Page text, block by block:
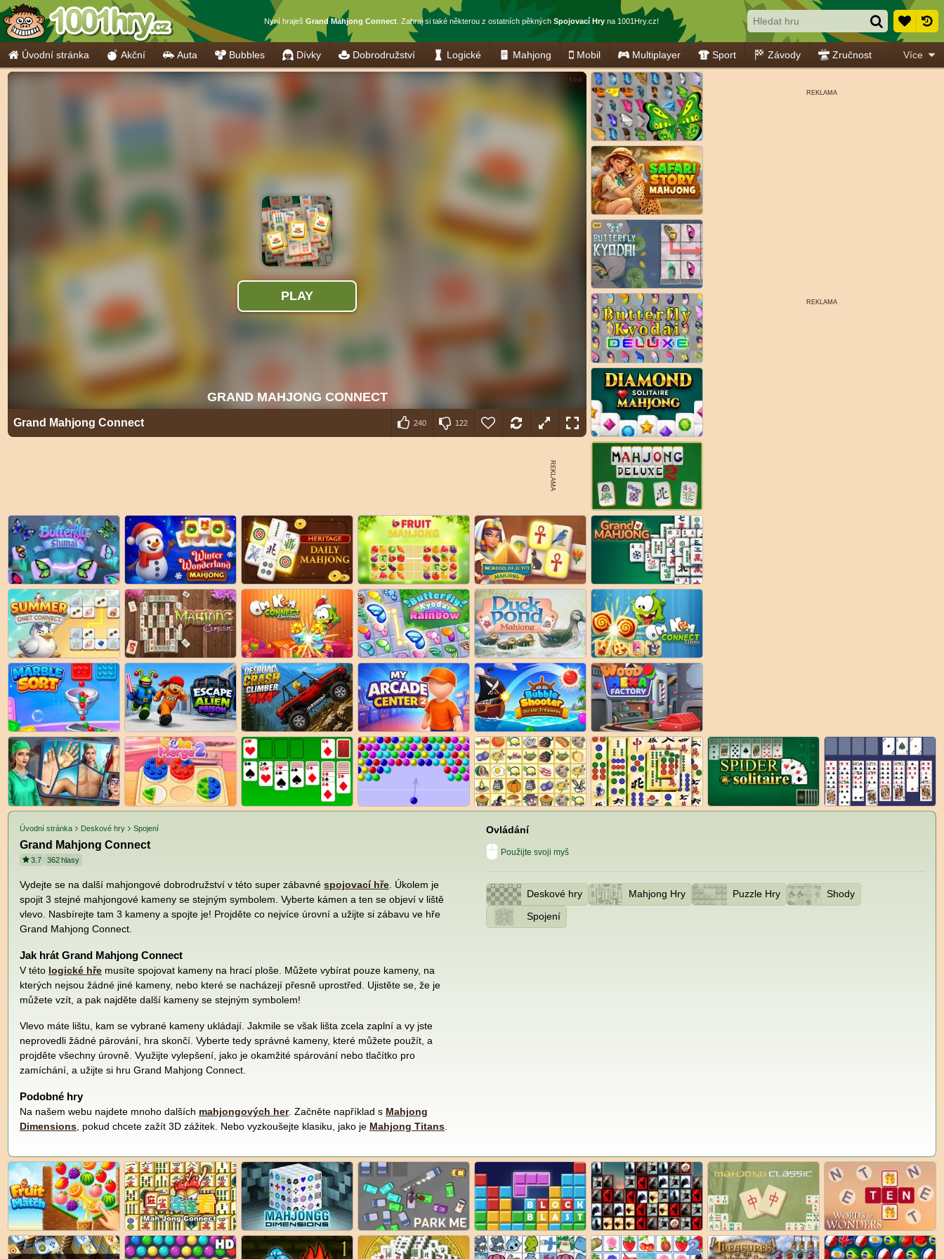
Nyní hraješ Grand Mahjong Connect . Zahraj si také některou z ostatních pěkných Spojovací Hry na 1001Hry.cz!
Úvodní stránka Akční Auta Bubbles Dívky Dobrodružství Logické Mahjong Mobil Multiplayer Sport Závody Zručnost Více
Grand Mahjong Connect 240 122
Úvodní stránka Deskové hry Spojení
Grand Mahjong Connect
3.7 362hlasy
Vydejte se na další mahjongové dobrodružství v této super zábavné spojovací hře . Úkolem je
spojit 3 stejné mahjongové kameny se stejným symbolem. Vyberte kámen a ten se objeví v liště
vlevo. Nasbírejte tam 3 kameny a spojte je! Projděte co nejvíce úrovní a užijte si zábavu ve hře
Grand Mahjong Connect.
Jak hrát Grand Mahjong Connect
V této logické hře musíte spojovat kameny na hrací ploše. Můžete vybírat pouze kameny, na
kterých nejsou žádné jiné kameny, nebo které se nacházejí přesně uprostřed. Ujistěte se, že je
můžete vzít, a pak najděte další kameny se stejným symbolem!
Vlevo máte lištu, kam se vybrané kameny ukládají. Jakmile se však lišta zcela zaplní a vy jste
neprovedli žádné párování, hra skončí. Vyberte tedy správné kameny, které můžete použít, a
projděte všechny úrovně. Využijte vylepšení, jako je okamžité spárování nebo tlačítko pro
zamíchání, a užijte si hru Grand Mahjong Connect.
Podobné hry
Na našem webu najdete mnoho dalších mahjongových her. Začněte například s Mahjong
Dimensions , pokud chcete zažít 3D zážitek. Nebo vyzkoušejte klasiku, jako je Mahjong Titans
Ovládání
Použijte svoji myš
Deskové hry Mahjong Hry Puzzle Hry
Shody
Spojení